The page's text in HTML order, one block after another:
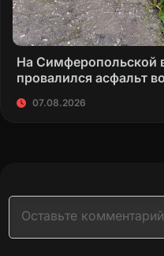
На Симферопольской
провалился асфальт
07.08.2026